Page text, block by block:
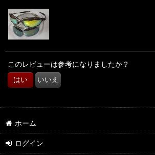
このレビューは参考になりましたか？
はい いいえ
ホーム
ログイン